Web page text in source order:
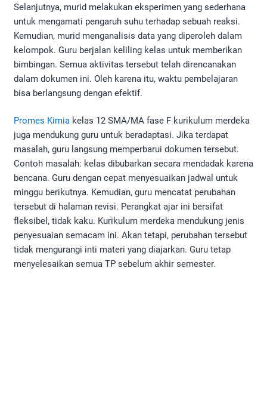
Selanjutnya, murid melakukan eksperimen yang sederhana
untuk mengamati pengaruh suhu terhadap sebuah reaksi.
Kemudian, murid menganalisis data yang diperoleh dalam
kelompok. Guru berjalan keliling kelas untuk memberikan
bimbingan. Semua aktivitas tersebut telah direncanakan
dalam dokumen ini. Oleh karena itu, waktu pembelajaran
bisa berlangsung dengan efektif.
Promes Kimia kelas 12 SMA/MA fase F kurikulum merdeka
juga mendukung guru untuk beradaptasi. Jika terdapat
masalah, guru langsung memperbarui dokumen tersebut.
Contoh masalah: kelas dibubarkan secara mendadak karena
bencana. Guru dengan cepat menyesuaikan jadwal untuk
minggu berikutnya. Kemudian, guru mencatat perubahan
tersebut di halaman revisi. Perangkat ajar ini bersifat
fleksibel, tidak kaku. Kurikulum merdeka mendukung jenis
penyesuaian semacam ini. Akan tetapi, perubahan tersebut
tidak mengurangi inti materi yang diajarkan. Guru tetap
menyelesaikan semua TP sebelum akhir semester.